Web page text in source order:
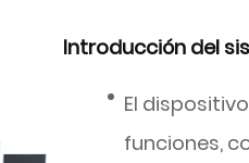
Introducción del
El
funciones,